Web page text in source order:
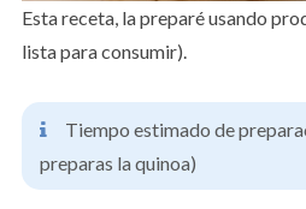
Esta receta, la preparé usando
lista para consumir).
Tiempo estimado de
preparas la quinoa)